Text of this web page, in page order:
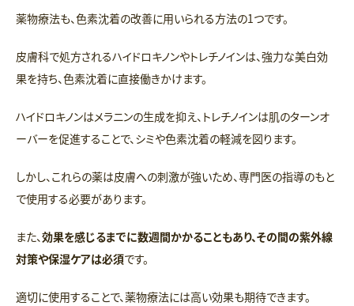
薬物療法も、色素沈着の改善に用いられる方法の1つです。
皮膚科で処方されるハイドロキノンやトレチノインは、強力な美白効
果を持ち、色素沈着に直接働きかけます。
ハイドロキノンはメラニンの生成を抑え、トレチノインは肌のターンオ
ーバーを促進することで、シミや色素沈着の軽減を図ります。
しかし、これらの薬は皮膚への刺激が強いため、専門医の指導のもと
で使用する必要があります。
また、効果を感じるまでに数週間かかることもあり、その間の紫外線
対策や保湿ケアは必須です。
適切に使用することで、薬物療法には高い効果も期待できます。